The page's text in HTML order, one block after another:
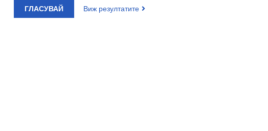
ГЛАСУВАЙ Виж резултатите